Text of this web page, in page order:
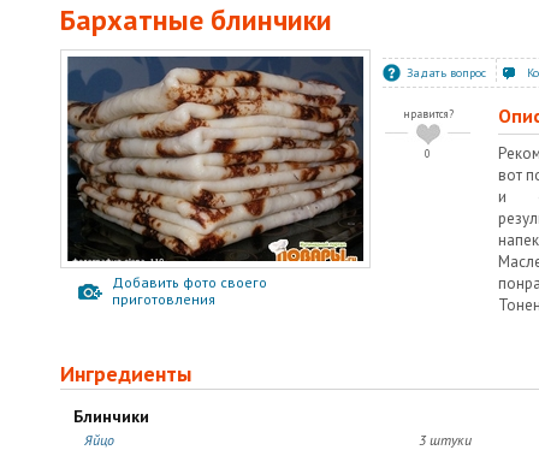
Бархатные блинчики
Добавить фото своего
приготовления
Задать вопрос
нравится?
0
вот
и
Ингредиенты
Блинчики
3 штуки
Яйцо